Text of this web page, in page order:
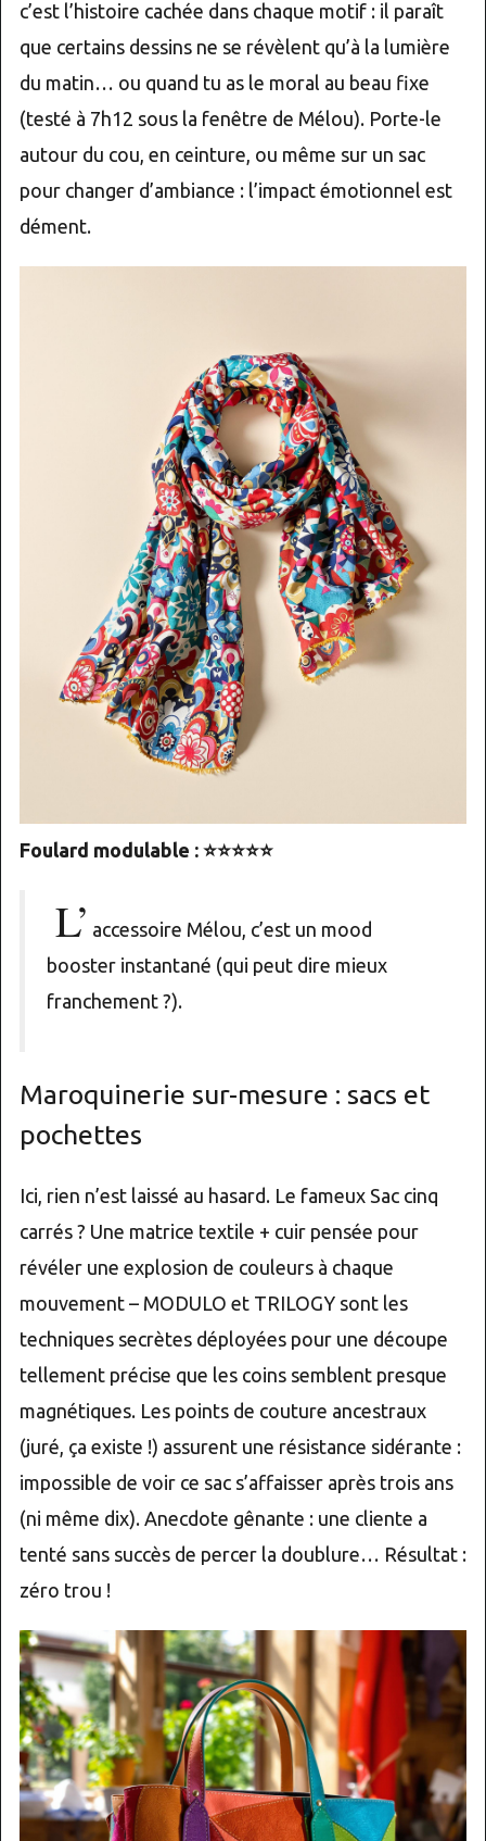
c’est l’histoire cachée dans chaque motif : il paraît
que certains dessins ne se révèlent qu’à la lumière
du matin… ou quand tu as le moral au beau fixe
(testé à 7h12 sous la fenêtre de Mélou). Porte-le
autour du cou, en ceinture, ou même sur un sac
pour changer d’ambiance : l’impact émotionnel est
dément.
Foulard modulable : ⭐⭐⭐⭐⭐
L’ accessoire Mélou, c’est un mood
booster instantané (qui peut dire mieux
franchement ?).
Maroquinerie sur-mesure : sacs et
pochettes
Ici, rien n’est laissé au hasard. Le fameux Sac cinq
carrés ? Une matrice textile + cuir pensée pour
révéler une explosion de couleurs à chaque
mouvement – MODULO et TRILOGY sont les
techniques secrètes déployées pour une découpe
tellement précise que les coins semblent presque
magnétiques. Les points de couture ancestraux
(juré, ça existe !) assurent une résistance sidérante :
impossible de voir ce sac s’affaisser après trois ans
(ni même dix). Anecdote gênante : une cliente a
tenté sans succès de percer la doublure… Résultat :
zéro trou !